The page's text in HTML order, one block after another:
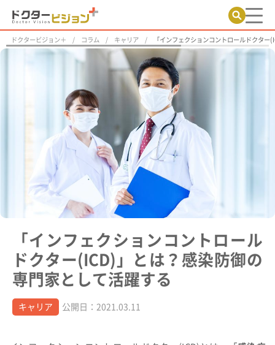
ドクタービジョン＋ コラム キャリア 「インフェクションコントロールドクタ
「インフェクションコントロール
ドクター(ICD)」とは？感染防御の
専門家として活躍する
キャリア 公開日：2021.03.11